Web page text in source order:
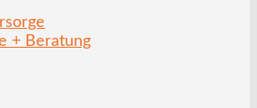
+ Beratung